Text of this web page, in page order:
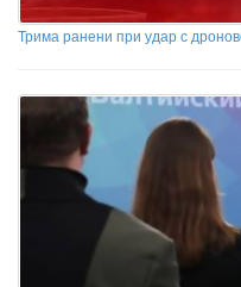
Трима ранени при удар с